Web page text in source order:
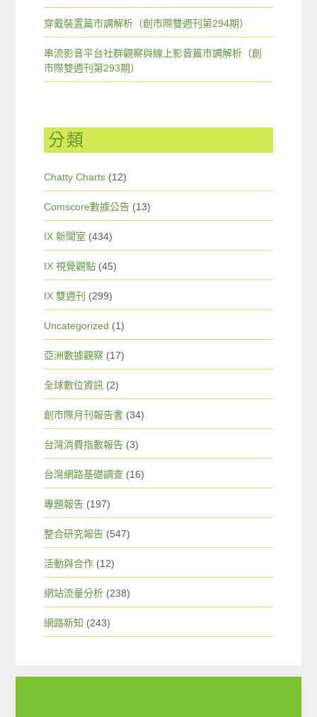
穿戴裝置篇市調解析（創市際雙週刊第294期）
串流影音平台社群觀察與線上影音篇市調解析（創
市際雙週刊第293期）
分類
Chatty Charts (12)
Comscore數據公告 (13)
IX 新聞室 (434)
IX 視覺觀點 (45)
IX 雙週刊 (299)
Uncategorized (1)
亞洲數據觀察 (17)
全球數位資訊 (2)
創市際月刊報告書 (34)
台灣消費指數報告 (3)
台灣網路基礎調查 (16)
專題報告 (197)
整合研究報告 (547)
活動與合作 (12)
網站流量分析 (238)
網路新知 (243)